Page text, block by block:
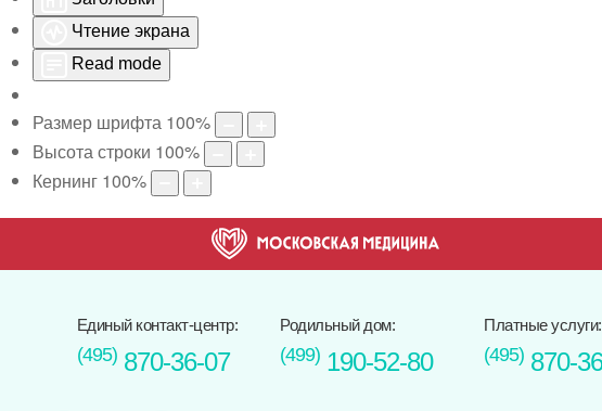
Чтение экрана
Read mode
Размер шрифта 100%
Высота строки 100%
Кернинг 100%
Единый контакт-центр:
(495)870-36-07
Родильный дом:
(499) 190-52-80
Платные услуги:
(495) 870-